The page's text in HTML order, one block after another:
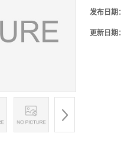
发布日期
更新日期